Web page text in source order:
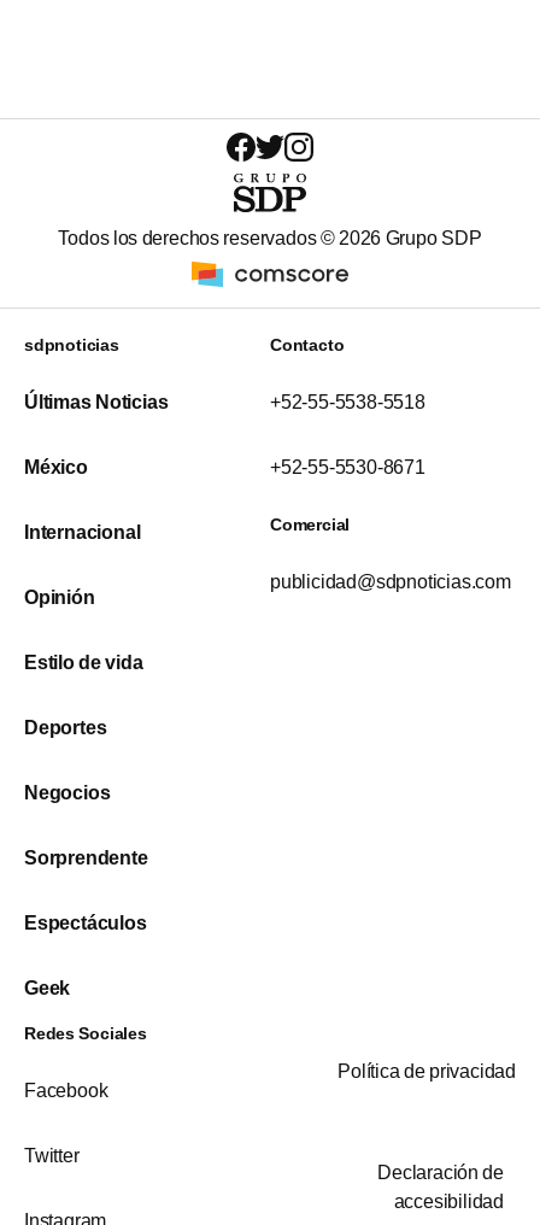
Todos los derechos reservados © 2026 Grupo SDP
sdpnoticias
Últimas Noticias
México
Internacional
Opinión
Estilo de vida
Deportes
Negocios
Sorprendente
Espectáculos
Geek
Contacto
+52-55-5538-5518
+52-55-5530-8671
Comercial
publicidad@sdpnoticias.com
Redes Sociales
Facebook
Twitter
Instagram
Política de privacidad
Declaración de
accesibilidad